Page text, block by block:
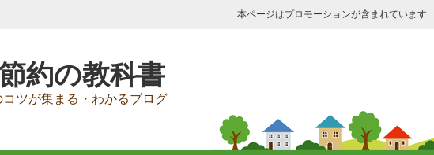
本ページはプロモーションが含まれています
約の教科書
コツが集まる・わかるブログ